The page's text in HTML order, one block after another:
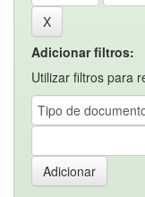
Adicionar filtros:
Utilizar filtros para